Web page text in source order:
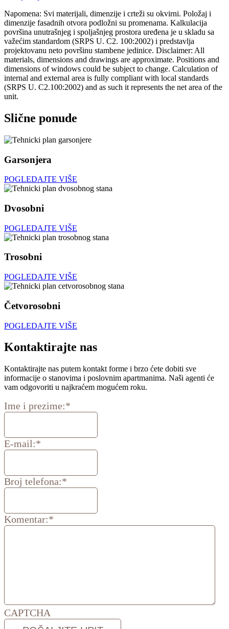
Napomena: Svi materijali, dimenzije i crteži su okvirni. Položaj i
dimenzije fasadnih otvora podložni su promenama. Kalkulacija
površina unutrašnjeg i spoljašnjeg prostora uređena je u skladu sa
važećim standardom (SRPS U. C2. 100:2002) i predstavlja
projektovanu neto površinu stambene jedinice. Disclaimer: All
materials, dimensions and drawings are approximate. Positions and
dimensions of windows could be subject to change. Calculation of
internal and external area is fully compliant with local standards
(SRPS U. C2.100:2002) and as such it represents the net area of the
unit.
Slične ponude
Garsonjera
POGLEDAJTE VIŠE
Dvosobni
POGLEDAJTE VIŠE
Trosobni
POGLEDAJTE VIŠE
Četvorosobni
POGLEDAJTE VIŠE
Kontaktirajte nas
Kontaktirajte nas putem kontakt forme i brzo ćete dobiti sve
informacije o stanovima i poslovnim apartmanima. Naši agenti će
vam odgovoriti u najkraćem mogućem roku.
Ime i prezime:*
E-mail:*
Broj telefona:*
Komentar:*
CAPTCHA